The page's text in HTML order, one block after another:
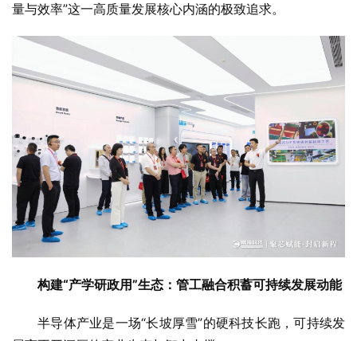
量与效率”这一高质量发展核心内涵的极致追求。
构建“产学研政用”生态：管工融合积蓄可持续发展动能
半导体产业是一场“长坡厚雪”的硬科技长跑，可持续发